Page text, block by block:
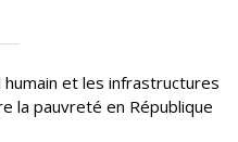
humain et les infrastructures
la pauvreté en République